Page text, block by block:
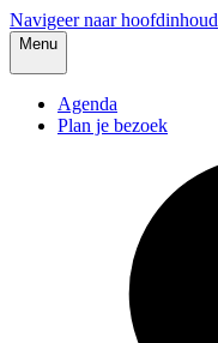
Navigeer naar hoofdinhoud
Menu
Agenda
Plan je bezoek